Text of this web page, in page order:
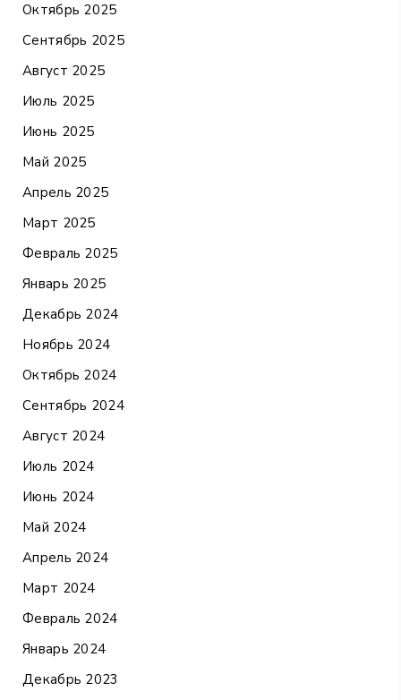
Октябрь 2025
Сентябрь 2025
Август 2025
Июль 2025
Июнь 2025
Май 2025
Апрель 2025
Март 2025
Февраль 2025
Январь 2025
Декабрь 2024
Ноябрь 2024
Октябрь 2024
Сентябрь 2024
Август 2024
Июль 2024
Июнь 2024
Май 2024
Апрель 2024
Март 2024
Февраль 2024
Январь 2024
Декабрь 2023